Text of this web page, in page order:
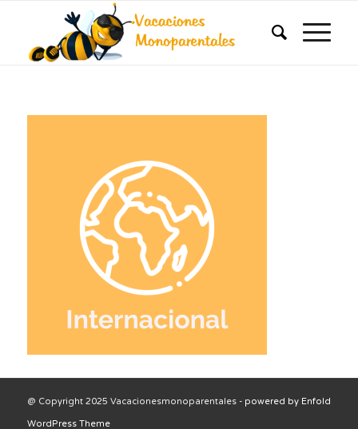
@ Copyright 2025 Vacacionesmonoparentales - powered by Enfold
WordPress Theme